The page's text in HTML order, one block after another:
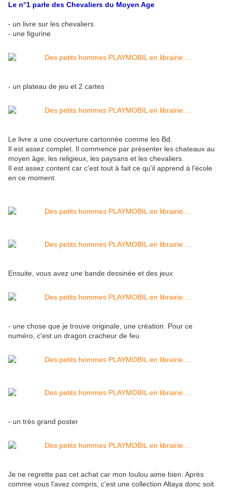
Le n°1 parle des Chevaliers du Moyen Age
- un livre sur les chevaliers
- une figurine
- un plateau de jeu et 2 cartes
Le livre a une couverture cartonnée comme les Bd.
Il est assez complet. Il commence par présenter les chateaux au
moyen âge, les religieux, les paysans et les chevaliers.
Il est assez content car c'est tout à fait ce qu'il apprend à l'école
en ce moment.
Ensuite, vous avez une bande dessinée et des jeux
- une chose que je trouve originale, une création. Pour ce
numéro, c'est un dragon cracheur de feu
- un très grand poster
Je ne regrette pas cet achat car mon loulou aime bien. Après
comme vous l'avez compris, c'est une collection Altaya donc soit